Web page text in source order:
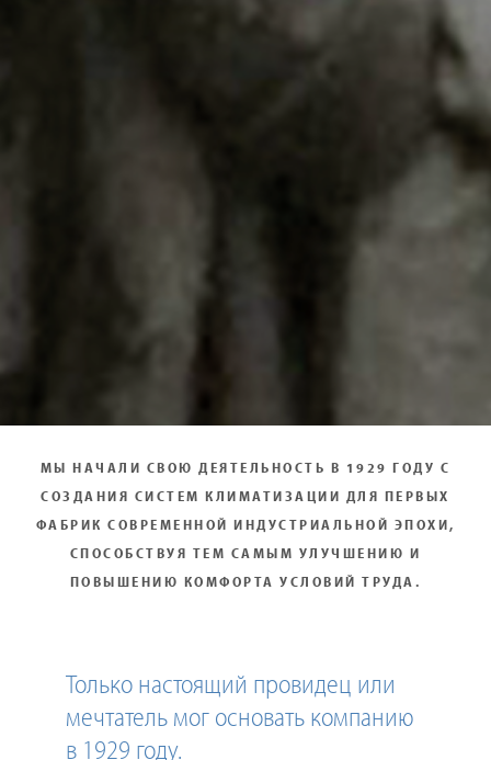
МЫ НАЧАЛИ СВОЮ ДЕЯТЕЛЬНОСТЬ В 1929 ГОДУ С
СОЗДАНИЯ СИСТЕМ КЛИМАТИЗАЦИИ ДЛЯ ПЕРВЫХ
ФАБРИК СОВРЕМЕННОЙ ИНДУСТРИАЛЬНОЙ ЭПОХИ,
СПОСОБСТВУЯ ТЕМ САМЫМ УЛУЧШЕНИЮ И
ПОВЫШЕНИЮ КОМФОРТА УСЛОВИЙ ТРУДА.
Только настоящий провидец или
мечтатель мог основать компанию
в 1929 году.